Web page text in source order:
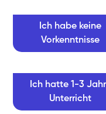
Ich habe keine
Vorkenntnisse
Ich hatte 1-3
Unterricht